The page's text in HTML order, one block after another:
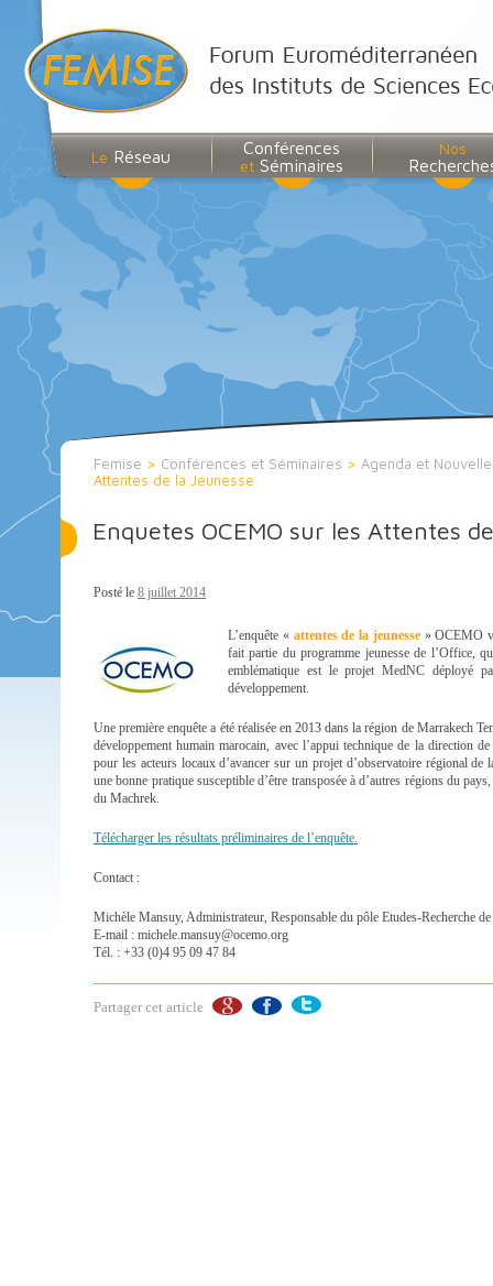
Le Réseau Conférences
et Séminaires
Nos
Femise > Conférences et Séminaires > Agenda et
Attentes de la Jeunesse
Enquetes OCEMO sur les Attentes
Posté le 8 juillet 2014
L’enquête « attentes de la jeunesse» OCEMO
fait partie du programme jeunesse de l’Office,
emblématique est le projet MedNC déployé
développement.
Une première enquête a été réalisée en 2013 dans la région de Marrakech
développement humain marocain, avec l’appui technique de la direction
pour les acteurs locaux d’avancer sur un projet d’observatoire régional de
une bonne pratique susceptible d’être transposée à d’autres régions du
du Machrek.
Télécharger les résultats préliminaires de l’enquête.
Contact :
Michèle Mansuy, Administrateur, Responsable du pôle Etudes-Recherche
E-mail : michele.mansuy@ocemo.org
Tél. : +33 (0)4 95 09 47 84
Partager cet article